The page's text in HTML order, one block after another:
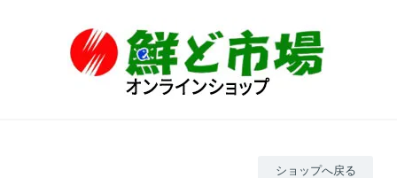
ショップへ戻る